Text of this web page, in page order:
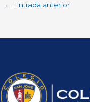
← Entrada anterior